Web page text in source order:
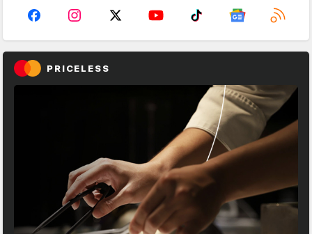
PRICELESS